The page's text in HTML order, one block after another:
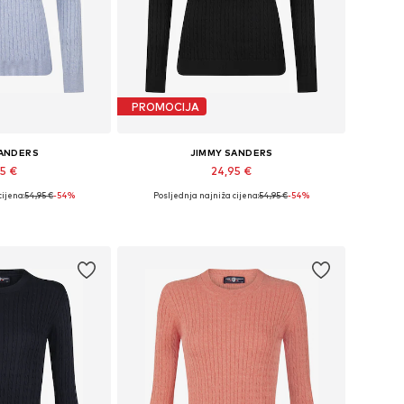
€
S, M, L, XL
54,95 €-54%
PROMOCIJA
JIMMY SANDERS
24,95 €
Dostupne veličine: S, M, L, XL
Posljednja najniža cijena:54,95 €-54%